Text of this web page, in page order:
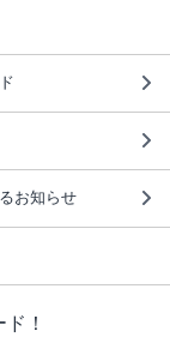
お知らせ
！